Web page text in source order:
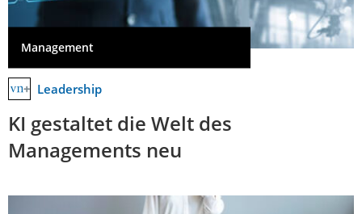
Management
Leadership
KI gestaltet die Welt des
Managements neu